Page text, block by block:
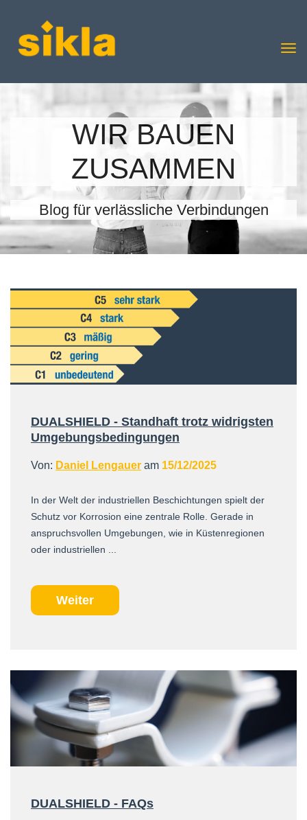
WIR BAUEN
ZUSAMMEN
Blog für verlässliche Verbindungen
DUALSHIELD - Standhaft trotz widrigsten
Umgebungsbedingungen
Von: Daniel Lengauer am 15/12/2025
In der Welt der industriellen Beschichtungen spielt der
Schutz vor Korrosion eine zentrale Rolle. Gerade in
anspruchsvollen Umgebungen, wie in Küstenregionen
oder industriellen ...
Weiter
DUALSHIELD - FAQs